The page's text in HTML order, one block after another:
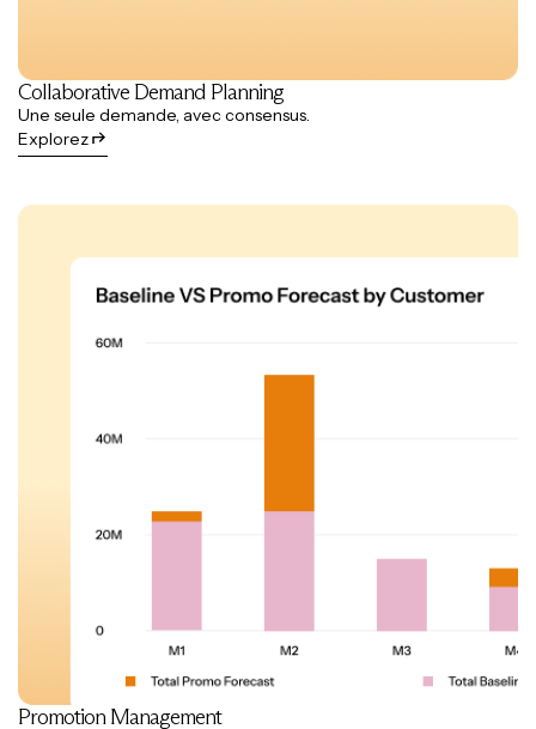
Collaborative Demand Planning
Une seule demande, avec consensus.
Explorez
Promotion Management